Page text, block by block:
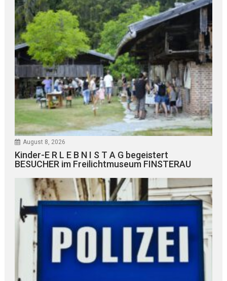
August 8, 2026
Kinder-E R L E B N I S T A G begeistert
BESUCHER im Freilichtmuseum FINSTERAU